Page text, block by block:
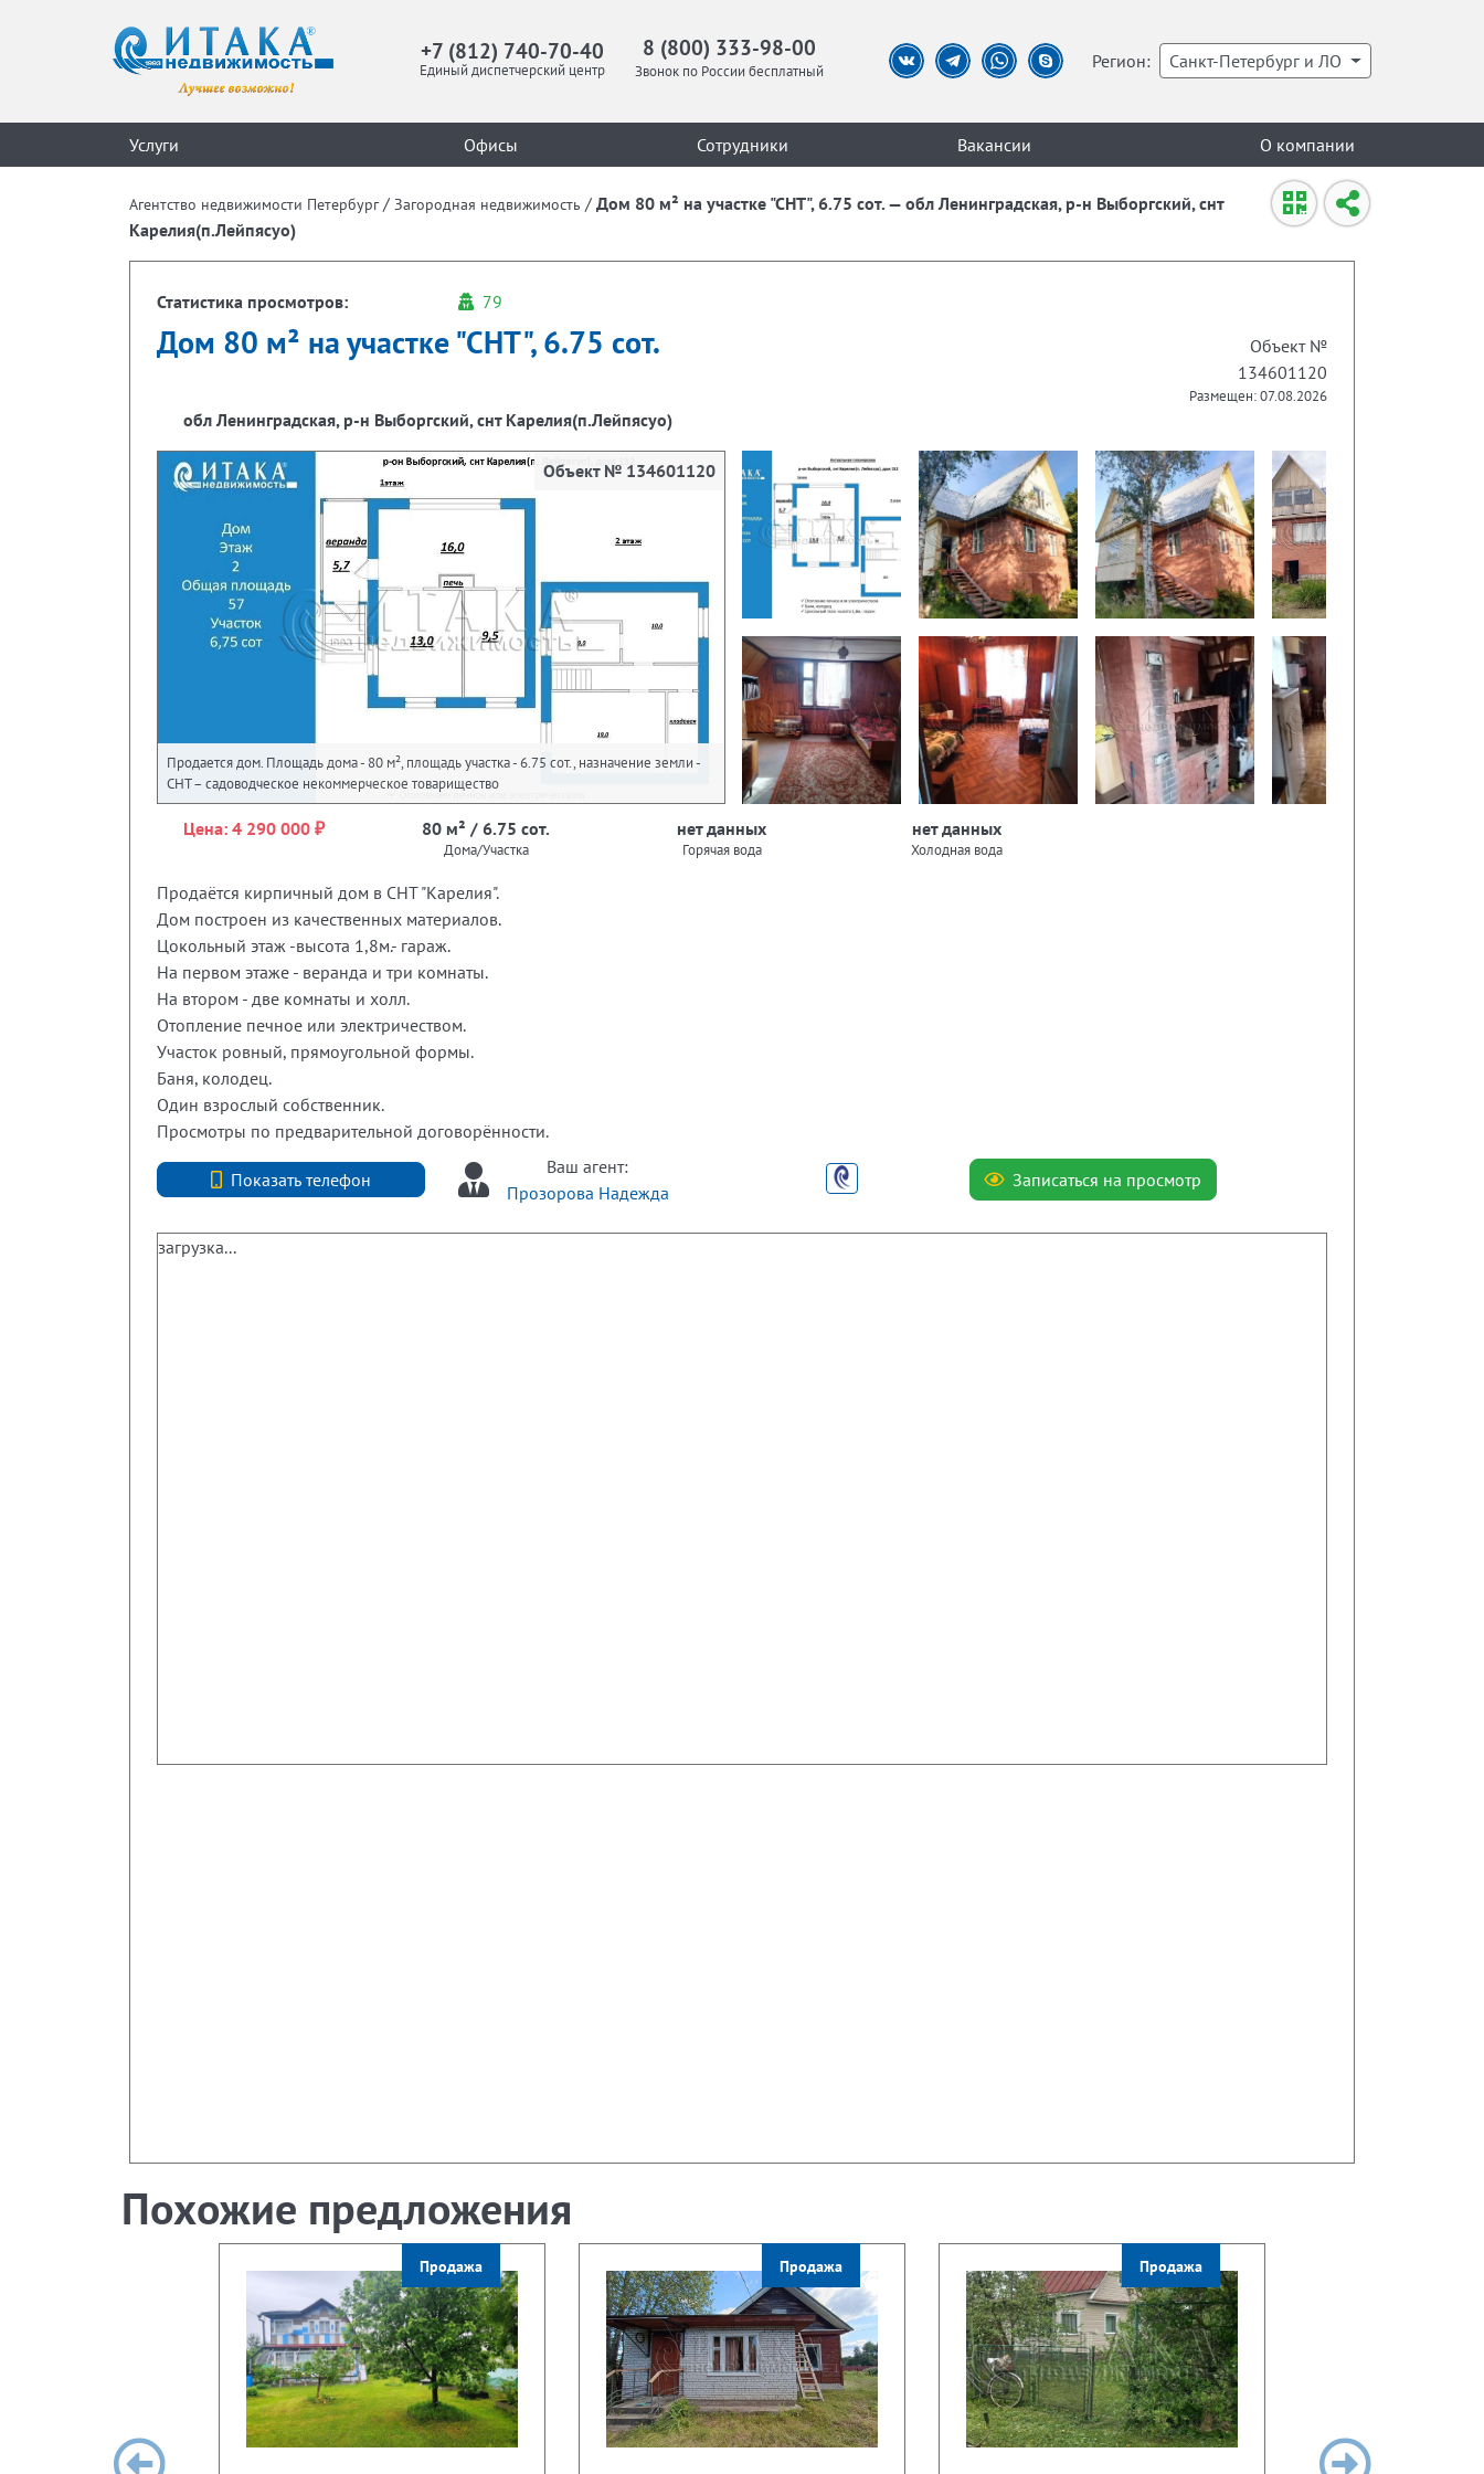
+7 (812) 740-70-40
Единый диспетчерский центр
8 (800) 333-98-00
Звонок по России бесплатный Регион: Санкт-Петербург и ЛО
Услуги Офисы Сотрудники Вакансии О компании
Агентство недвижимости Петербург / Загородная недвижимость / Дом 80 м² на участке "СНТ", 6.75 сот. — обл Ленинградская, р-н Выборгский, снт
Карелия(п.Лейпясуо)
Статистика просмотров: 79
Дом 80 м² на участке "СНТ", 6.75 сот.
Объект №
134601120
Размещен: 07.08.2026
обл Ленинградская, р-н Выборгский, снт Карелия(п.Лейпясуо)
Объект № 134601120
Продается дом. Площадь дома - 80 м², площадь участка - 6.75 сот., назначение земли -
СНТ – садоводческое некоммерческое товарищество
Цена: 4 290 000 ₽ 80 м² / 6.75 сот.
Дома/Участка
нет данных
Горячая вода
нет данных
Холодная вода
Продаётся кирпичный дом в СНТ "Карелия".
Дом построен из качественных материалов.
Цокольный этаж -высота 1,8м.- гараж.
На первом этаже - веранда и три комнаты.
На втором - две комнаты и холл.
Отопление печное или электричеством.
Участок ровный, прямоугольной формы.
Баня, колодец.
Один взрослый собственник.
Просмотры по предварительной договорённости.
Показать телефон
+7 (812) 740-70-40
Ваш агент:
Прозорова Надежда
Записаться на просмотр
загрузка...
Похожие предложения
Продажа Продажа Продажа